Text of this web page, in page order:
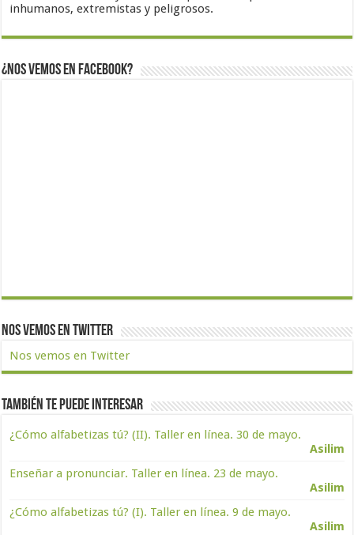
inhumanos, extremistas y peligrosos.
¿Nos vemos en Facebook?
Nos vemos en Twitter
Nos vemos en Twitter
También te puede interesar
¿Cómo alfabetizas tú? (II). Taller en línea. 30 de mayo.
Asilim
Enseñar a pronunciar. Taller en línea. 23 de mayo.
Asilim
¿Cómo alfabetizas tú? (I). Taller en línea. 9 de mayo.
Asilim